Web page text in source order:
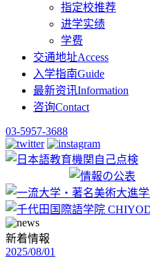
指定校推荐
进学实绩
学费
交通地址Access
入学指南Guide
最新资讯Information
咨询Contact
03-5957-3688
新着情報
2025/08/01